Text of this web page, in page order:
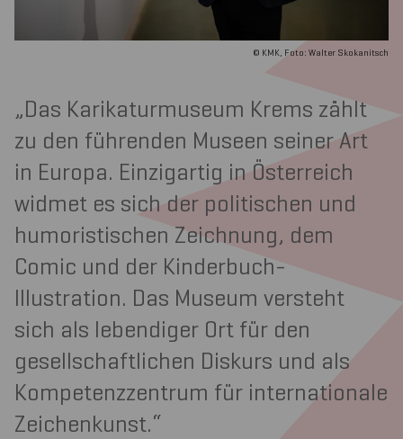
© KMK, Foto: Walter Skokanitsch
Das Karikaturmuseum Krems zählt
zu den führenden Museen seiner Art
in Europa. Einzigartig in Österreich
widmet es sich der politischen und
humoristischen Zeichnung, dem
Comic und der Kinderbuch-
Illustration. Das Museum versteht
sich als lebendiger Ort für den
gesellschaftlichen Diskurs und als
Kompetenzzentrum für internationale
Zeichenkunst.